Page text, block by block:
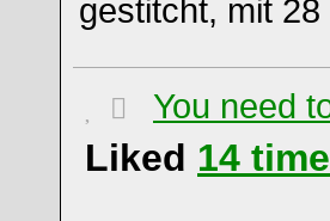
gestitcht, mit
You need
Liked 14